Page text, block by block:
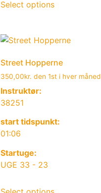
Select options
Street Hopperne
350,00kr. den 1st i hver måned
Instruktør:
38251
start tidspunkt:
01:06
Startuge:
UGE 33 - 23